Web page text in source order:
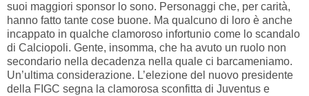
suoi maggiori sponsor lo sono. Personaggi che, per carità,
hanno fatto tante cose buone. Ma qualcuno di loro è anche
incappato in qualche clamoroso infortunio come lo scandalo
di Calciopoli. Gente, insomma, che ha avuto un ruolo non
secondario nella decadenza nella quale ci barcameniamo.
Un’ultima considerazione. L’elezione del nuovo presidente
della FIGC segna la clamorosa sconfitta di Juventus e